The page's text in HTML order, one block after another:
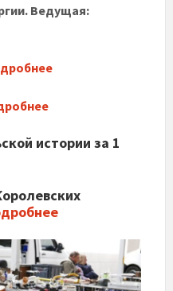
Ведущая:
истории за 1